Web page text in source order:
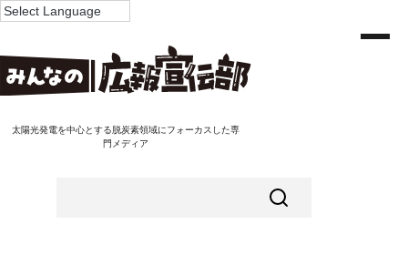
太陽光発電を中心とする脱炭素領域にフォーカスした専
門メディア